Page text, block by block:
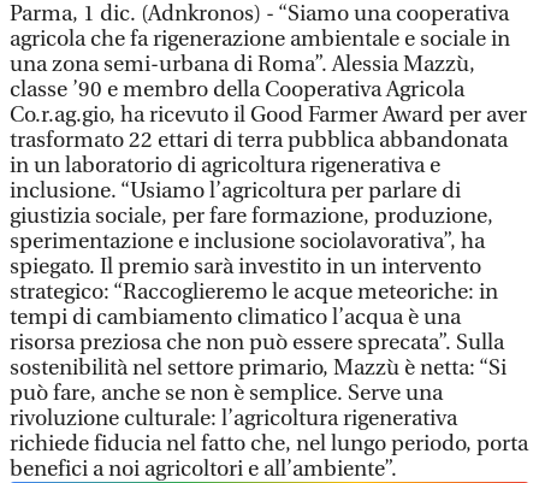
Parma, 1 dic. (Adnkronos) - “Siamo una cooperativa
agricola che fa rigenerazione ambientale e sociale in
una zona semi-urbana di Roma”. Alessia Mazzù,
classe ’90 e membro della Cooperativa Agricola
Co.r.ag.gio, ha ricevuto il Good Farmer Award per aver
trasformato 22 ettari di terra pubblica abbandonata
in un laboratorio di agricoltura rigenerativa e
inclusione. “Usiamo l’agricoltura per parlare di
giustizia sociale, per fare formazione, produzione,
sperimentazione e inclusione sociolavorativa”, ha
spiegato. Il premio sarà investito in un intervento
strategico: “Raccoglieremo le acque meteoriche: in
tempi di cambiamento climatico l’acqua è una
risorsa preziosa che non può essere sprecata”. Sulla
sostenibilità nel settore primario, Mazzù è netta: “Si
può fare, anche se non è semplice. Serve una
rivoluzione culturale: l’agricoltura rigenerativa
richiede fiducia nel fatto che, nel lungo periodo, porta
benefici a noi agricoltori e all’ambiente”.